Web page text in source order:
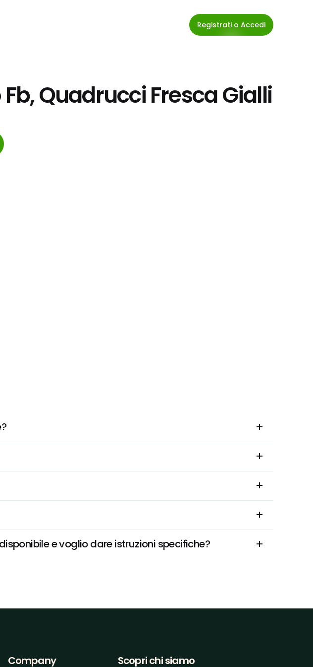
Registrati o Accedi
Quadrucci Fresca Gialli
e voglio dare istruzioni specifiche?
Company Scopri chi siamo